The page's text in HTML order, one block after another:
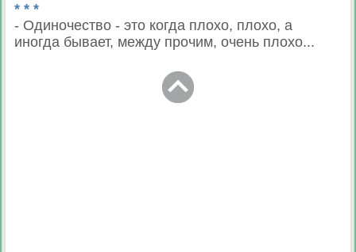
* * *
- Одиночество - это когда плохо, плохо, а
иногда бывает, между прочим, очень плохо...